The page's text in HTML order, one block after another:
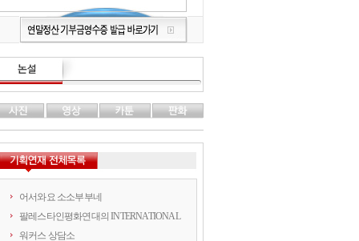
어서와요 소소부부네
팔레스타인평화연대의 INTERNATIONAL
워커스 상담소